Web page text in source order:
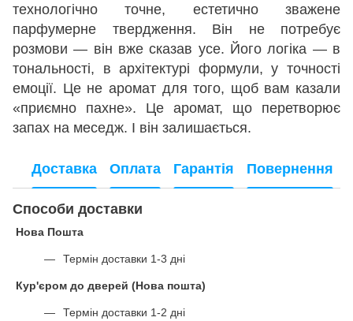
технологічно точне, естетично зважене
парфумерне твердження. Він не потребує
розмови — він вже сказав усе. Його логіка — в
тональності, в архітектурі формули, у точності
емоції. Це не аромат для того, щоб вам казали
«приємно пахне». Це аромат, що перетворює
запах на меседж. І він залишається.
Доставка Оплата Гарантія Повернення
Способи доставки
Нова Пошта
Термін доставки 1-3 дні
Кур'єром до дверей (Нова пошта)
Термін доставки 1-2 дні